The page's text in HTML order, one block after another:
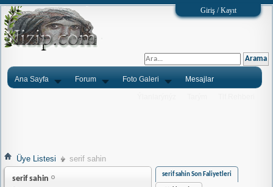
Giriş / Kayıt
Ana Sayfa Forum Foto Galeri Mesajlar
Üye Listesi serif sahin
serif sahin serif sahin Son Faliyetleri